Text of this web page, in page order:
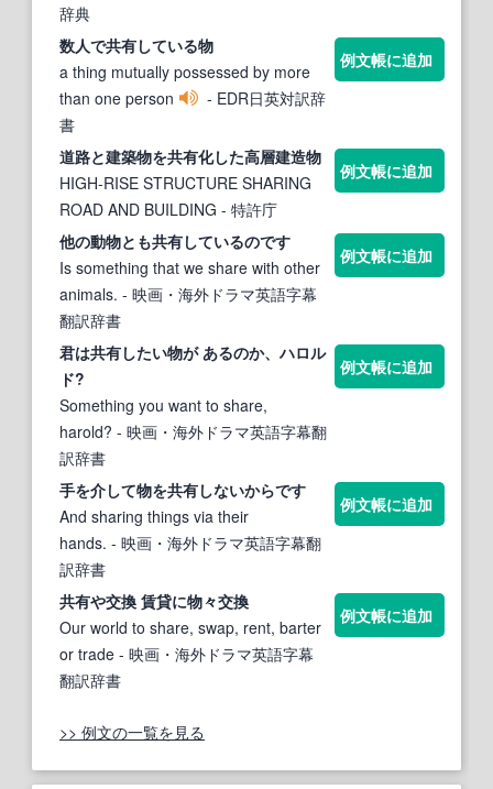
辞典
数人で共有している物
a thing mutually possessed by more
than one person
- EDR日英対訳辞
書
例文帳に追加
道路と建築物を共有化した高層建造物
HIGH-RISE STRUCTURE SHARING
ROAD AND BUILDING - 特許庁
例文帳に追加
他の動物とも共有しているのです
Is something that we share with other
animals. - 映画・海外ドラマ英語字幕
翻訳辞書
例文帳に追加
君は共有したい物が あるのか、ハロル
ド?
Something you want to share,
harold? - 映画・海外ドラマ英語字幕翻
訳辞書
例文帳に追加
手を介して物を共有しないからです
And sharing things via their
hands. - 映画・海外ドラマ英語字幕翻
訳辞書
例文帳に追加
共有や交換 賃貸に物々交換
Our world to share, swap, rent, barter
or trade - 映画・海外ドラマ英語字幕
翻訳辞書
例文帳に追加
>> 例文の一覧を見る